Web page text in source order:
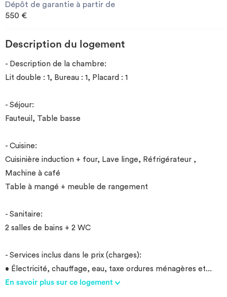
Dépôt de garantie à partir de
550 €
Description du logement
- Description de la chambre:
Lit double : 1, Bureau : 1, Placard : 1
- Séjour:
Fauteuil, Table basse
- Cuisine:
Cuisinière induction + four, Lave linge, Réfrigérateur ,
Machine à café
Table à mangé + meuble de rangement
- Sanitaire:
2 salles de bains + 2 WC
- Services inclus dans le prix (charges):
• Électricité, chauffage, eau, taxe ordures ménagères et...
En savoir plus sur ce logement